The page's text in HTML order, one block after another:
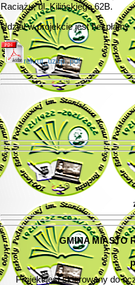
Raciążu, ul. Kilińskiego 62B.
Udział w projekcie jest bezpłatny
rekrut_uzup..pdf
GMINA MIASTO
Projekt jest skierowany do